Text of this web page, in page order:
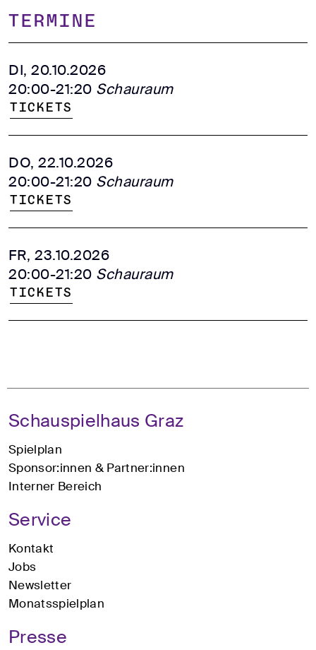
TERMINE
DI, 20.10.2026
20:00-21:20 Schauraum
Tickets
DO, 22.10.2026
20:00-21:20 Schauraum
Tickets
FR, 23.10.2026
20:00-21:20 Schauraum
Tickets
Schauspielhaus Graz
Spielplan
Sponsor:innen & Partner:innen
Interner Bereich
Service
Kontakt
Jobs
Newsletter
Monatsspielplan
Presse